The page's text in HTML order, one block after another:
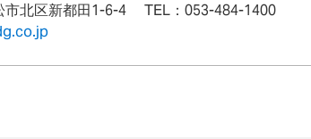
北区新都田1-6-4 TEL：053-484-1400